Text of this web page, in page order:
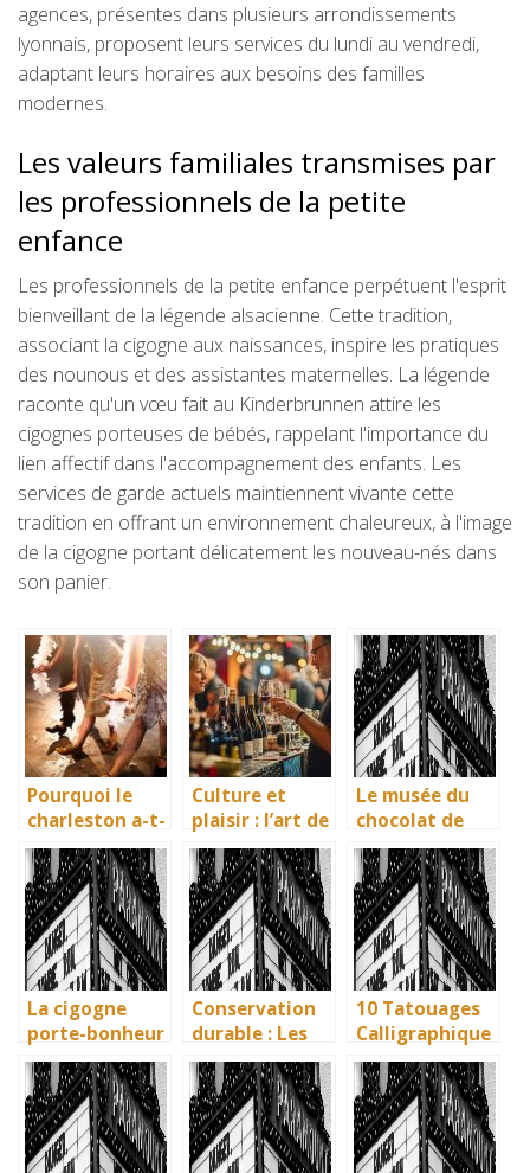
agences, présentes dans plusieurs arrondissements
lyonnais, proposent leurs services du lundi au vendredi,
adaptant leurs horaires aux besoins des familles
modernes.
Les valeurs familiales transmises par
les professionnels de la petite
enfance
Les professionnels de la petite enfance perpétuent l'esprit
bienveillant de la légende alsacienne. Cette tradition,
associant la cigogne aux naissances, inspire les pratiques
des nounous et des assistantes maternelles. La légende
raconte qu'un vœu fait au Kinderbrunnen attire les
cigognes porteuses de bébés, rappelant l'importance du
lien affectif dans l'accompagnement des enfants. Les
services de garde actuels maintiennent vivante cette
tradition en offrant un environnement chaleureux, à l'image
de la cigogne portant délicatement les nouveau-nés dans
son panier.
Pourquoi le
charleston a-t-
il fait fureur et
qu’est-ce que
c’est ?
Culture et
plaisir : l’art de
la dégustation
à la foire aux
vins
Le musée du
chocolat de
Bayonne : la
mémoire
vivante des
artisans
basques
La cigogne
porte-bonheur
: que dit la
légende ? Son
influence dans
la littérature
enfantine
Conservation
durable : Les
nouvelles
méthodes
écologiques du
British
Museum
10 Tatouages
Calligraphique
s : Citations et
Phrases
Uniques pour
immortaliser
vos amitiés